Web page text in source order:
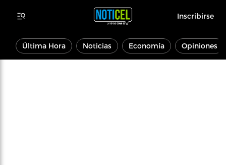
Inscribirse
Última Hora Noticias Economía Opiniones